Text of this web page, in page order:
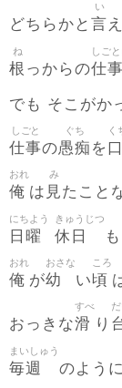
どちらかと 言
い
根
ね
っからの仕
しご
でも そこがか
仕事
しごと
の愚痴
ぐち
を口
く
俺
おれ
は 見
み
たこと
日曜
にちよう
休日
きゅうじつ
も
俺
おれ
が幼
おさな
い頃
ころ
おっきな滑
すべ
り
毎週
まいしゅう
のように